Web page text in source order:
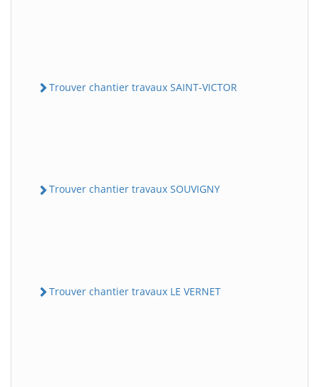
Trouver chantier travaux SAINT-VICTOR
Trouver chantier travaux SOUVIGNY
Trouver chantier travaux LE VERNET